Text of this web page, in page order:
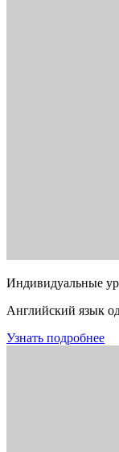
Индивидуальные
Английский язык
Узнать подробнее